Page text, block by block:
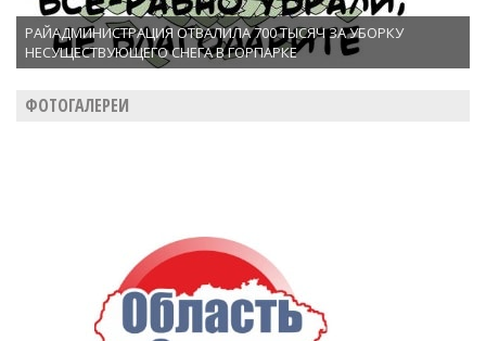
РАЙАДМИНИСТРАЦИЯ ОТВАЛИЛА 700 ТЫСЯЧ ЗА УБОРКУ
НЕСУЩЕСТВУЮЩЕГО СНЕГА В ГОРПАРКЕ
ФОТОГАЛЕРЕИ